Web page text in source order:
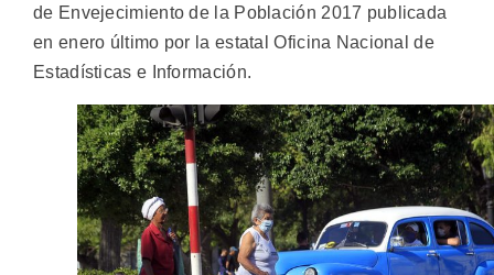
de Envejecimiento de la Población 2017 publicada
en enero último por la estatal Oficina Nacional de
Estadísticas e Información.